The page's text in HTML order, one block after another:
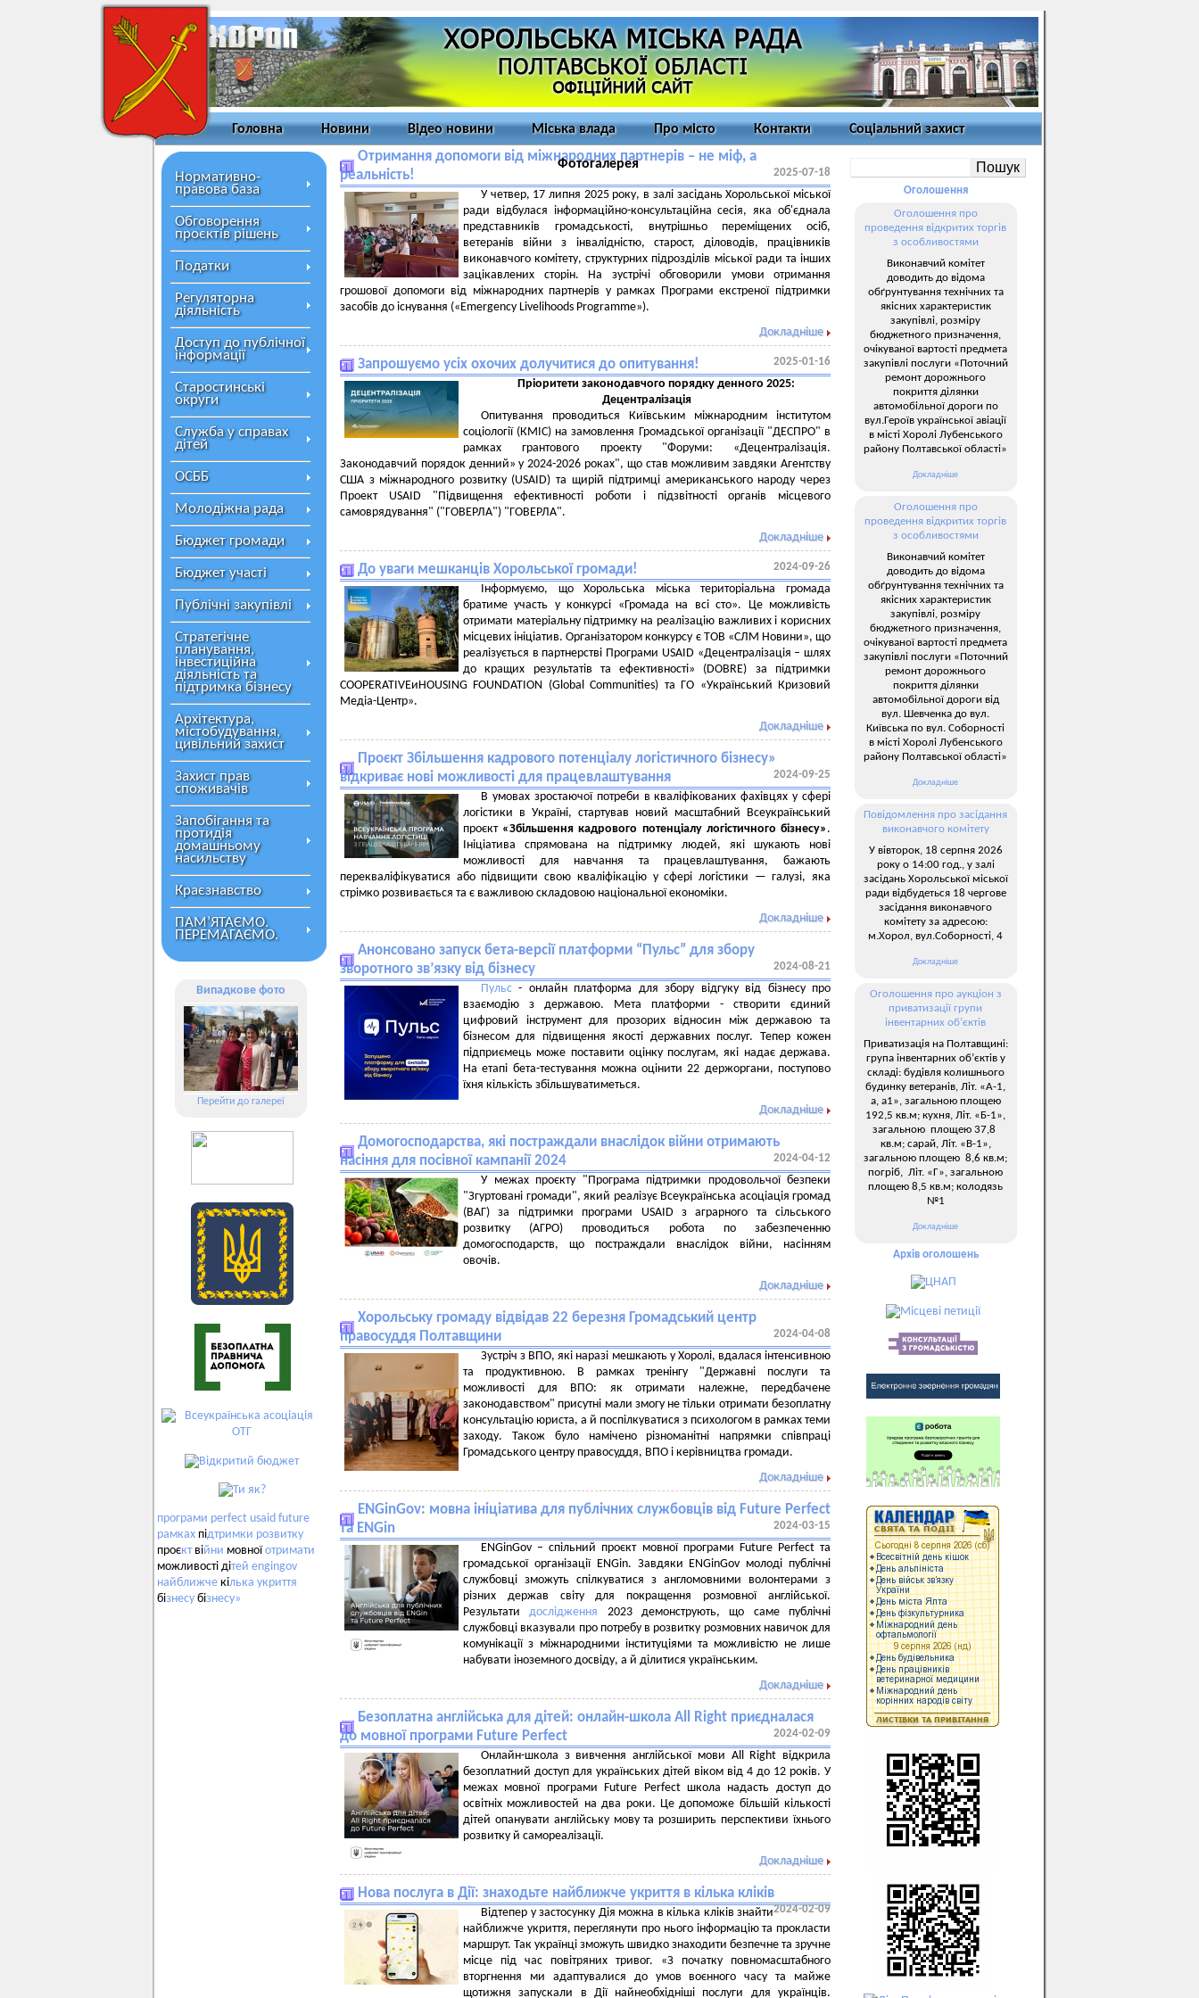
Головна Новини Відео новини Міська влада Про місто Контакти Соціальний захист
Фотогалерея
Нормативно-
правова база
Обговорення
проєктів рішень
Податки
Регуляторна
діяльність
Доступ до публічної
інформації
Старостинські
округи
Служба у справах
дітей
ОСББ
Молодіжна рада
Бюджет громади
Бюджет участі
Публічні закупівлі
Стратегічне
планування,
інвестиційна
діяльність та
підтримка бізнесу
Архітектура,
містобудування,
цивільний захист
Захист прав
споживачів
Запобігання та
протидія
домашньому
насильству
Краєзнавство
ПАМ’ЯТАЄМО.
ПЕРЕМАГАЄМО.
Випадкове фото
Перейти до галереї
програми perfect usaid future
рамках підтримки розвитку
проєктвійни мовноїотримати
можливості дітей engingov
найближче кілька укриття
бізнесу бізнесу»
Отримання допомоги від міжнародних партнерів – не міф, а
реальність!
2025-07-18
У четвер, 17 липня 2025 року, в залі засідань Хорольської міської
ради відбулася інформаційно-консультаційна сесія, яка об'єднала
представників громадськості, внутрішньо переміщених осіб,
ветеранів війни з інвалідністю, старост, діловодів, працівників
виконавчого комітету, структурних підрозділів міської ради та інших
зацікавлених сторін. На зустрічі обговорили умови отримання
грошової допомоги від міжнародних партнерів у рамках Програми екстреної підтримки
засобів до існування («Emergency Livelihoods Programme»).
Докладніше
Запрошуємо усіх охочих долучитися до опитування! 2025-01-16
Прiоритети законодавчого порядку денного 2025:
Децентралiзацiя
Опитування проводиться Київським мiжнародним iнститутом
соцiологiї (КМIС) на замовлення Громадської органiзацiї "ДЕСПРО" в
рамках грантового проекту "Форуми: «Децентралiзацiя.
Законодавчий порядок денний» у 2024-2026 роках", що став можливим завдяки Агентству
США з мiжнародного розвитку (USAID) та щирiй пiдтримцi американського народу через
Проект USAID "Пiдвищення ефективностi роботи i пiдзвiтностi органiв мiсцевого
самоврядування" ("ГОВЕРЛА") "ГОВЕРЛА".
Докладніше
До уваги мешканців Хорольської громади! 2024-09-26
Інформуємо, що Хорольська міська територіальна громада
братиме участь у конкурсі «Громада на всі сто». Це можливість
отримати матеріальну підтримку на реалізацію важливих і корисних
місцевих ініціатив. Організатором конкурсу є ТОВ «СЛМ Новини», що
реалізується в партнерстві Програми USAID «Децентралізація – шлях
до кращих результатів та ефективності» (DOBRE) за підтримки
COOPERATIVEиHOUSING FOUNDATION (Global Communities) та ГО «Український Кризовий
Медіа-Центр».
Докладніше
Проєкт Збільшення кадрового потенціалу логістичного бізнесу»
відкриває нові можливості для працевлаштування
2024-09-25
В умовах зростаючої потреби в кваліфікованих фахівцях у сфері
логістики в Україні, стартував новий масштабний Всеукраїнський
проєкт «Збільшення кадрового потенціалу логістичного бізнесу» .
Ініціатива спрямована на підтримку людей, які шукають нові
можливості для навчання та працевлаштування, бажають
перекваліфікуватися або підвищити свою кваліфікацію у сфері логістики — галузі, яка
стрімко розвивається та є важливою складовою національної економіки.
Докладніше
Анонсовано запуск бета-версії платформи “Пульс” для збору
зворотного зв’язку від бізнесу
2024-08-21
Пульс - онлайн платформа для збору відгуку від бізнесу про
взаємодію з державою. Мета платформи - створити єдиний
цифровий інструмент для прозорих відносин між державою та
бізнесом для підвищення якості державних послуг. Тепер кожен
підприємець може поставити оцінку послугам, які надає держава.
На етапі бета-тестування можна оцінити 22 держоргани, поступово
їхня кількість збільшуватиметься.
Докладніше
Домогосподарства, які постраждали внаслідок війни отримають
насіння для посівної кампанії 2024
2024-04-12
У межах проєкту "Програма підтримки продовольчої безпеки
"Згуртовані громади", який реалізує Всеукраїнська асоціація громад
(ВАГ) за підтримки програми USAID з аграрного та сільського
розвитку (АГРО) проводиться робота по забезпеченню
домогосподарств, що постраждали внаслідок війни, насінням
овочів.
Докладніше
Хорольську громаду відвідав 22 березня Громадський центр
правосуддя Полтавщини
2024-04-08
Зустріч з ВПО, які наразі мешкають у Хоролі, вдалася інтенсивною
та продуктивною. В рамках тренінгу "Державні послуги та
можливості для ВПО: як отримати належне, передбачене
законодавством" присутні мали змогу не тільки отримати безоплатну
консультацію юриста, а й поспілкуватися з психологом в рамках теми
заходу. Також було намічено різноманітні напрямки співпраці
Громадського центру правосуддя, ВПО і керівництва громади.
Докладніше
ENGinGov: мовна ініціатива для публічних службовців від Future Perfect
та ENGin
2024-03-15
ENGinGov – спільний проєкт мовної програми Future Perfect та
громадської організації ENGin. Завдяки ENGinGov молоді публічні
службовці зможуть спілкуватися з англомовними волонтерами з
різних держав світу для покращення розмовної англійської.
Результатидослідження 2023 демонструють, що саме публічні
службовці вказували про потребу в розвитку розмовних навичок для
комунікації з міжнародними інституціями та можливістю не лише
набувати іноземного досвіду, а й ділитися українським.
Докладніше
Безоплатна англійська для дітей: онлайн-школа All Right приєдналася
до мовної програми Future Perfect
2024-02-09
Онлайн-школа з вивчення англійської мови All Right відкрила
безоплатний доступ для українських дітей віком від 4 до 12 років. У
межах мовної програми Future Perfect школа надасть доступ до
освітніх можливостей на два роки. Це допоможе більшій кількості
дітей опанувати англійську мову та розширить перспективи їхнього
розвитку й самореалізації.
Докладніше
Нова послуга в Дії: знаходьте найближче укриття в кілька кліків
2024-02-09
Відтепер у застосунку Дія можна в кілька кліків знайти
найближче укриття, переглянути про нього інформацію та прокласти
маршрут. Так українці зможуть швидко знаходити безпечне та зручне
місце під час повітряних тривог. «З початку повномасштабного
вторгнення ми адаптувалися до умов воєнного часу та майже
щотижня запускали в Дії найнеобхідніші послуги для українців.
Оголошення
Оголошення про
проведення відкритих торгів
з особливостями
Виконавчий комітет
доводить до відома
обґрунтування технічних та
якісних характеристик
закупівлі, розміру
бюджетного призначення,
очікуваної вартості предмета
закупівлі послуги «Поточний
ремонт дорожнього
покриття ділянки
автомобільної дороги по
вул.Героїв української авіації
в місті Хоролі Лубенського
району Полтавської області»
Докладніше
Оголошення про
проведення відкритих торгів
з особливостями
Виконавчий комітет
доводить до відома
обґрунтування технічних та
якісних характеристик
закупівлі, розміру
бюджетного призначення,
очікуваної вартості предмета
закупівлі послуги «Поточний
ремонт дорожнього
покриття ділянки
автомобільної дороги від
вул. Шевченка до вул.
Київська по вул. Соборності
в місті Хоролі Лубенського
району Полтавської області»
Докладніше
Повідомлення про засідання
виконавчого комітету
У вівторок, 18 серпня 2026
року о 14:00 год., у залі
засідань Хорольської міської
ради відбудеться 18 чергове
засідання виконавчого
комітету за адресою:
м.Хорол, вул.Соборності, 4
Докладніше
Оголошення про аукціон з
приватизації групи
інвентарних об’єктів
Приватизація на Полтавщині:
група інвентарних об’єктів у
складі: будівля колишнього
будинку ветеранів, Літ. «А-1,
а, а1», загальною площею
192,5 кв.м; кухня, Літ. «Б-1»,
загальною площею 37,8
кв.м; сарай, Літ. «В-1»,
загальною площею 8,6 кв.м;
погріб, Літ. «Г», загальною
площею 8,5 кв.м; колодязь
№1
Докладніше
Архів оголошень